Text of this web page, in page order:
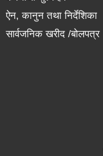
ऐन, कानुन तथा निर्देशिका
सार्वजनिक खरीद /बोलपत्र